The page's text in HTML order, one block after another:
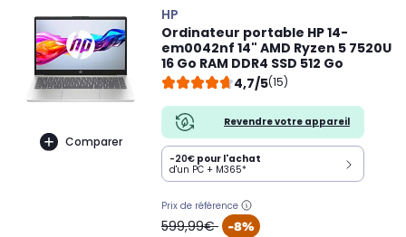
Comparer
HP
Ordinateur portable HP 14-
em0042nf 14" AMD Ryzen 5 7520U
16 Go RAM DDR4 SSD 512 Go
4,7/5(15)
Revendre votre appareil
-20€ pour l'achat
d'un PC + M365*
Prix de référence
oldPrice
599,99€ -8%